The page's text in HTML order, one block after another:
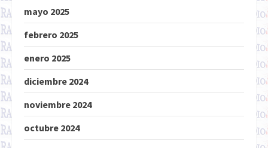
mayo 2025
febrero 2025
enero 2025
diciembre 2024
noviembre 2024
octubre 2024